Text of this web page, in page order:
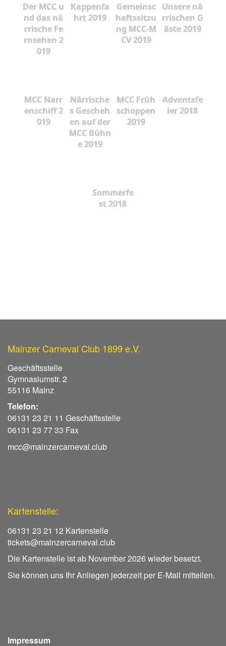
Der MCC u
nd das nä
rrische Fe
rnsehen 2
019
Kappenfa
hrt 2019
Gemeinsc
haftssitzu
ng MCC-M
CV 2019
Unsere nä
rrischen G
äste 2019
MCC Narr
enschiff 2
019
Närrische
s Gescheh
en auf der
MCC Bühn
e 2019
MCC Früh
schoppen
2019
Adventsfe
ier 2018
Sommerfe
st 2018
Mainzer Carneval Club 1899 e.V.
Geschäftsstelle
Gymnasiumstr. 2
55116 Mainz
Telefon:
06131 23 21 11 Geschäftsstelle
06131 23 77 33 Fax
mcc@mainzercarneval.club
Kartenstelle:
06131 23 21 12 Kartenstelle
tickets@mainzercarneval.club
Die Kartenstelle ist ab November 2026 wieder besetzt.
Sie können uns Ihr Anliegen jederzeit per E-Mail mitteilen.
Impressum